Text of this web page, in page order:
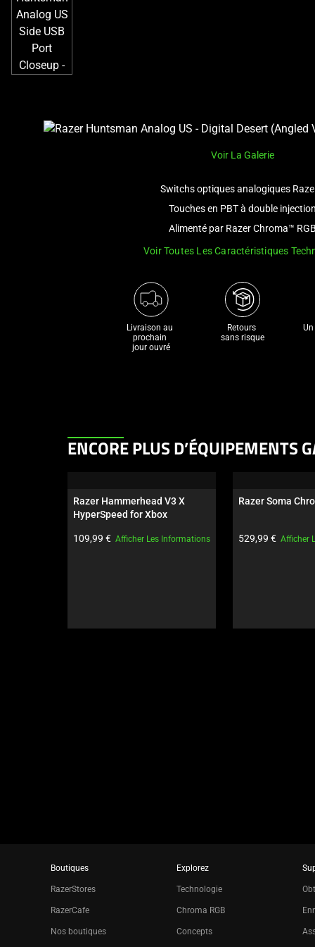
Voir La Galerie
Switchs optiques analogiques
Touches en PBT à double injection
Alimenté par Razer Chroma™ RGB
Voir Toutes Les Caractéristiques
Livraison au
prochain
jour ouvré
Retours
sans risque
This
carousel.
Use
and
or
ENCORE PLUS D’ÉQUIPEMENTS
Razer Hammerhead V3 X
HyperSpeed for Xbox
Prix du produit:
109,99 € Afficher Les Informations
Razer Soma
Prix du produit:
529,99 € Afficher
Boutiques
RazerStores
RazerCafe
Nos boutiques
Explorez
Technologie
Chroma RGB
Concepts